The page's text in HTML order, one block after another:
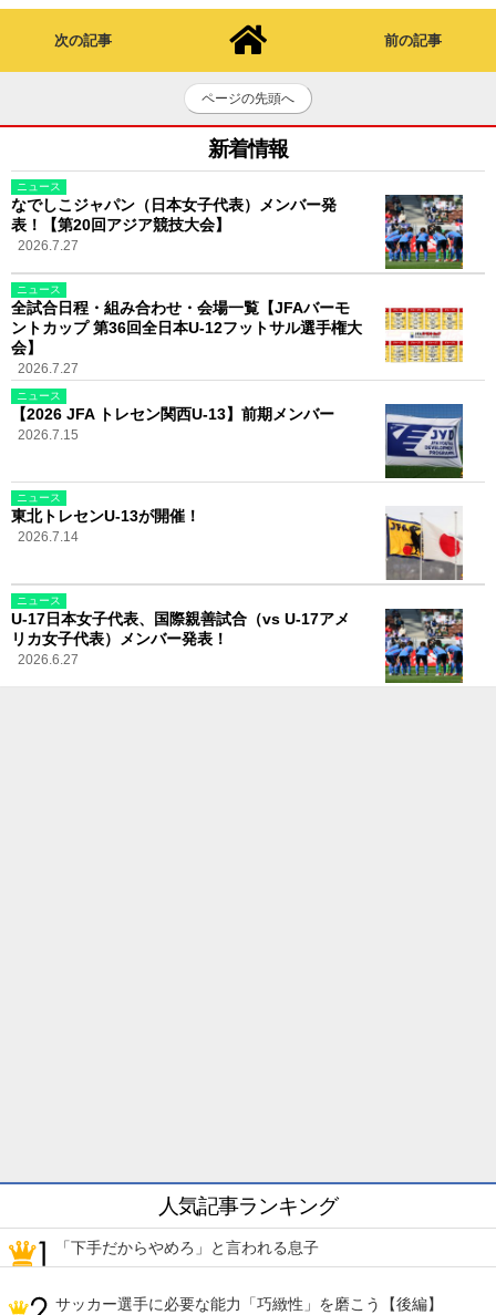
次の記事 前の記事
ページの先頭へ
新着情報
ニュース
なでしこジャパン（日本女子代表）メンバー発
表！【第20回アジア競技大会】
2026.7.27
ニュース
全試合日程・組み合わせ・会場一覧【JFAバーモ
ントカップ 第36回全日本U-12フットサル選手権大
会】
2026.7.27
ニュース
【2026 JFA トレセン関西U-13】前期メンバー
2026.7.15
ニュース
東北トレセンU-13が開催！
2026.7.14
ニュース
U-17日本女子代表、国際親善試合（vs U-17アメ
リカ女子代表）メンバー発表！
2026.6.27
人気記事ランキング
「下手だからやめろ」と言われる息子
サッカー選手に必要な能力「巧緻性」を磨こう【後編】